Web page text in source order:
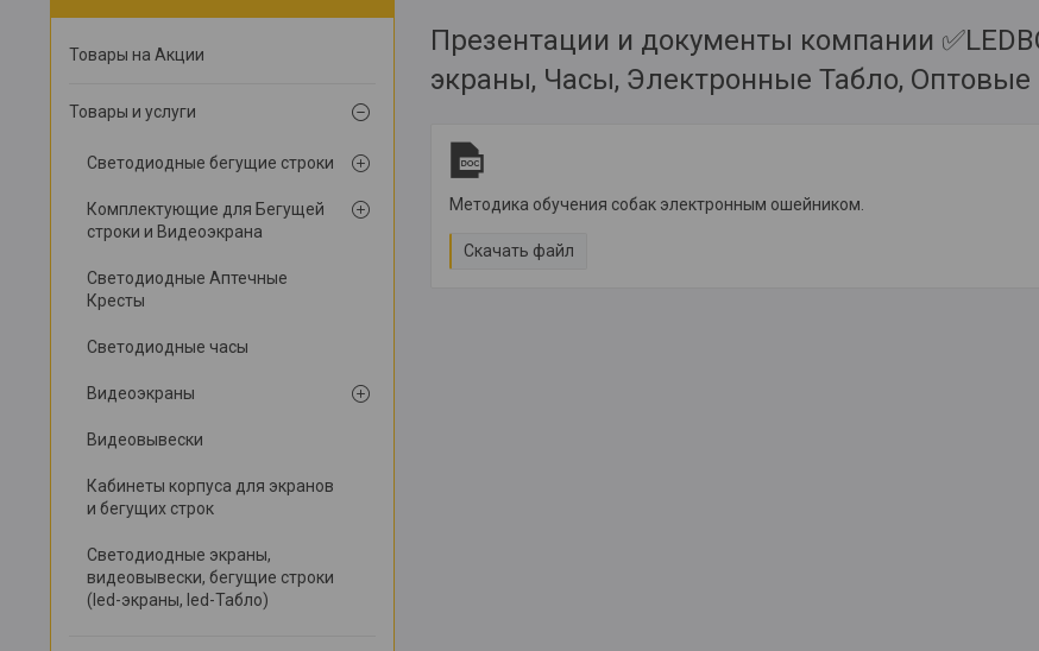
Презентации и документы компании
экраны, Часы, Электронные Табло, Оптовые
Методика обучения собак электронным ошейником.
Скачать файл
Товары на Акции
Товары и услуги
Светодиодные бегущие строки
Комплектующие для Бегущей
строки и Видеоэкрана
Светодиодные Аптечные
Кресты
Светодиодные часы
Видеоэкраны
Видеовывески
Кабинеты корпуса для экранов
и бегущих строк
Светодиодные экраны,
видеовывески, бегущие строки
(led-экраны, led-Табло)